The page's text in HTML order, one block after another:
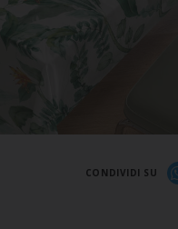
CONDIVIDI SU